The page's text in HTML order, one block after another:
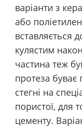
варіанти з
або
вставляється
кулястим
частина теж
протеза буває
стегні на
пористої, для
цементу.